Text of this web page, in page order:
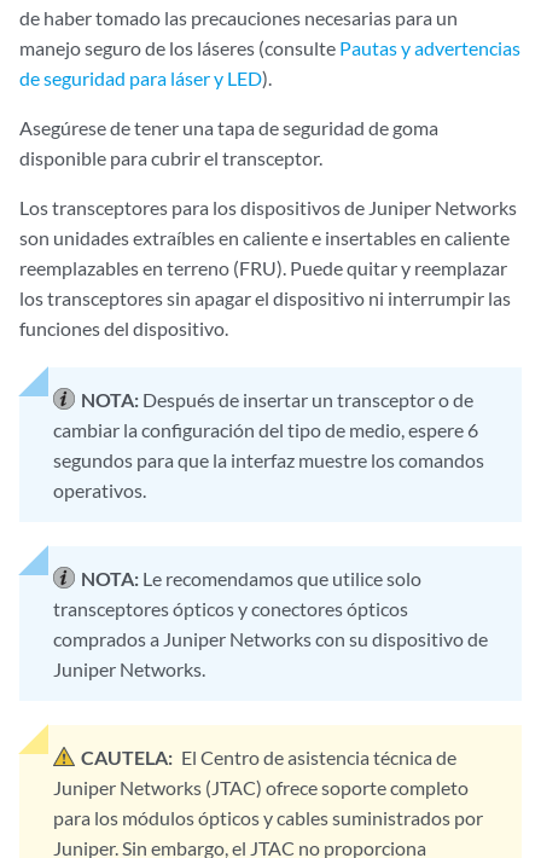
de haber tomado las precauciones necesarias para un
manejo seguro de los láseres (consulte Pautas y advertencias
de seguridad para láser y LED).
Asegúrese de tener una tapa de seguridad de goma
disponible para cubrir el transceptor.
Los transceptores para los dispositivos de Juniper Networks
son unidades extraíbles en caliente e insertables en caliente
reemplazables en terreno (FRU). Puede quitar y reemplazar
los transceptores sin apagar el dispositivo ni interrumpir las
funciones del dispositivo.
NOTA: Después de insertar un transceptor o de
cambiar la configuración del tipo de medio, espere 6
segundos para que la interfaz muestre los comandos
operativos.
NOTA: Le recomendamos que utilice solo
transceptores ópticos y conectores ópticos
comprados a Juniper Networks con su dispositivo de
Juniper Networks.
CAUTELA: El Centro de asistencia técnica de
Juniper Networks (JTAC) ofrece soporte completo
para los módulos ópticos y cables suministrados por
Juniper. Sin embargo, el JTAC no proporciona